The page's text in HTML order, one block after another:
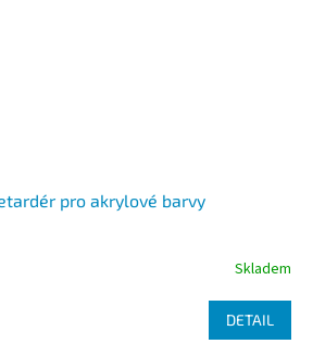
pro akrylové barvy
Skladem
DETAIL